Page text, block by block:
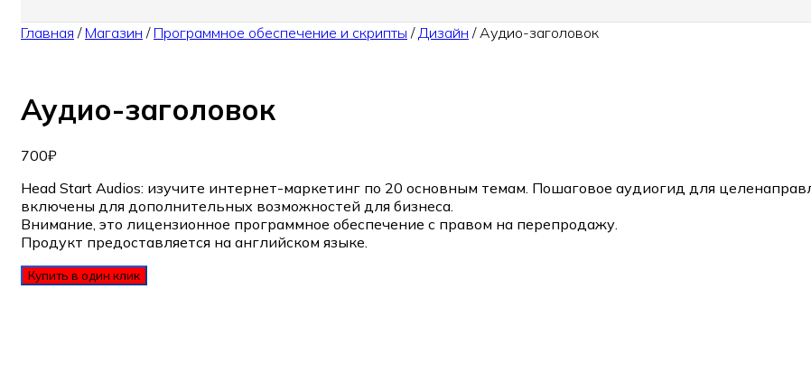
Главная / Магазин / Программное обеспечение и скрипты /Дизайн /Аудио-заголовок
Аудио-заголовок
700₽
Head Start Audios: изучите интернет-маркетинг по 20 основным темам. Пошаговое аудиогид для
включены для дополнительных возможностей для бизнеса.
Внимание, это лицензионное программное обеспечение с правом на перепродажу.
Продукт предоставляется на английском языке.
Купить в один клик